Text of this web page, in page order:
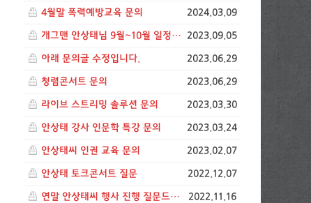
4월말 폭력예방교육 문의 2024.03.09
개그맨 안상태님 9월~10월 일정문의드립니다. 2023.09.05
아래 문의글 수정입니다. 2023.06.29
청렴콘서트 문의 2023.06.29
라이브 스트리밍 솔루션 문의 2023.03.30
안상태 강사 인문학 특강 문의 2023.03.24
안상태씨 인권 교육 문의 2023.02.07
안상태 토크콘서트 질문 2022.12.07
연말 안상태씨 행사 진행 질문드립니다. (청주) 2022.11.16